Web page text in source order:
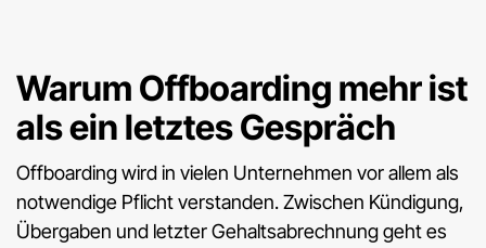
Warum Offboarding mehr ist
als ein letztes Gespräch
Offboarding wird in vielen Unternehmen vor allem als
notwendige Pflicht verstanden. Zwischen Kündigung,
Übergaben und letzter Gehaltsabrechnung geht es